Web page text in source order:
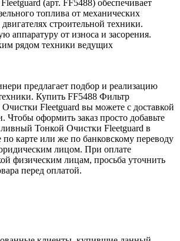
(арт. FF5488) обеспечивает
топлива от механических
строительной техники.
аппаратуру от износа и засорения.
рядом техники ведущих
предлагает подбор и реализацию
Купить FF5488 Фильтр
Fleetguard вы можете с доставкой
Чтобы оформить заказ просто добавьте
Тонкой Очистки Fleetguard в
по карте или же по банковскому переводу
лицом. При оплате
физическим лицам, просьба уточнить
перед оплатой.